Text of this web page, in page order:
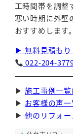
工時間帯を調整
寒い時期に外壁
おすすめします。
▶ 無料見積もり
022-204-
▶施工事例一覧
▶ お客様の声
▶他のリフォ